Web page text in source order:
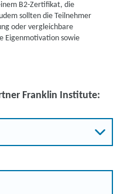
B2-Zertifikat, die
sollten die Teilnehmer
oder vergleichbare
Eigenmotivation sowie
Franklin Institute: